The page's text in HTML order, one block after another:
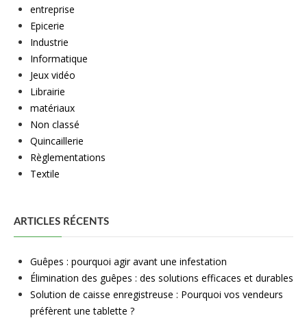
entreprise
Epicerie
Industrie
Informatique
Jeux vidéo
Librairie
matériaux
Non classé
Quincaillerie
Règlementations
Textile
ARTICLES RÉCENTS
Guêpes : pourquoi agir avant une infestation
Élimination des guêpes : des solutions efficaces et durables
Solution de caisse enregistreuse : Pourquoi vos vendeurs
préfèrent une tablette ?